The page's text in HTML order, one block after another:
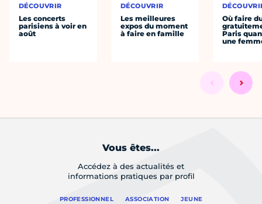
DÉCOUVRIR
Les concerts
parisiens à voir en
août
DÉCOUVRIR
Les meilleures
expos du moment
à faire en famille
Où faire
Paris
une
Vous êtes...
Accédez à des actualités et
informations pratiques par profil
PROFESSIONNEL ASSOCIATION JEUNE